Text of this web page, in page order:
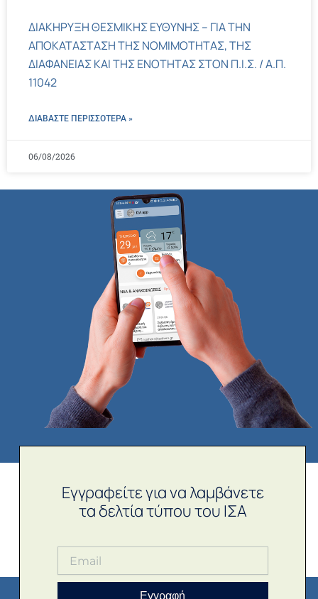
ΔΙΑΚΗΡΥΞΗ ΘΕΣΜΙΚΗΣ ΕΥΘΥΝΗΣ – ΓΙΑ ΤΗΝ
ΑΠΟΚΑΤΑΣΤΑΣΗ ΤΗΣ ΝΟΜΙΜΟΤΗΤΑΣ, ΤΗΣ
ΔΙΑΦΑΝΕΙΑΣ ΚΑΙ ΤΗΣ ΕΝΟΤΗΤΑΣ ΣΤΟΝ Π.Ι.Σ. / Α.Π.
11042
ΔΙΑΒΑΣΤΕ ΠΕΡΙΣΣΌΤΕΡΑ »
06/08/2026
Εγγραφείτε για να λαμβάνετε
τα δελτία τύπου του ΙΣΑ
Εγγραφή